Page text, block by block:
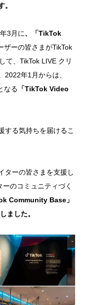
3月に、「TikTok
ザーの皆さまがTikTok
て、TikTok LIVE クリ
2022年1月からは、
なる 「TikTok Video
する気持ちを届けるこ
ターの皆さまを支援し
のコミュニティづく
Community Base」
ました。